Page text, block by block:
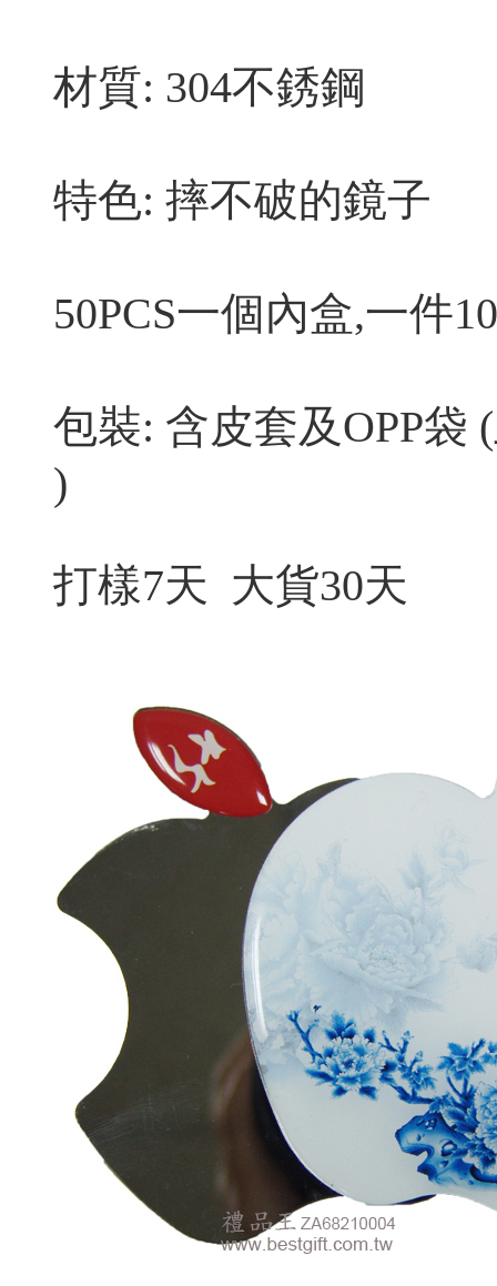
材質: 304不銹鋼
特色: 摔不破的鏡子
50PCS一個內盒,一件
包裝: 含皮套及OPP袋
)
打樣7天 大貨30天